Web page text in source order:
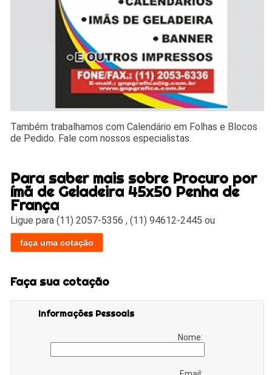
Também trabalhamos com Calendário em Folhas e Blocos
de Pedido. Fale com nossos especialistas.
Para saber mais sobre Procuro por
ímã de Geladeira 45x50 Penha de
França
Ligue para(11) 2057-5356 ,(11) 94612-2445 ou
faça uma cotação
Faça sua cotação
Informações Pessoais
Nome: